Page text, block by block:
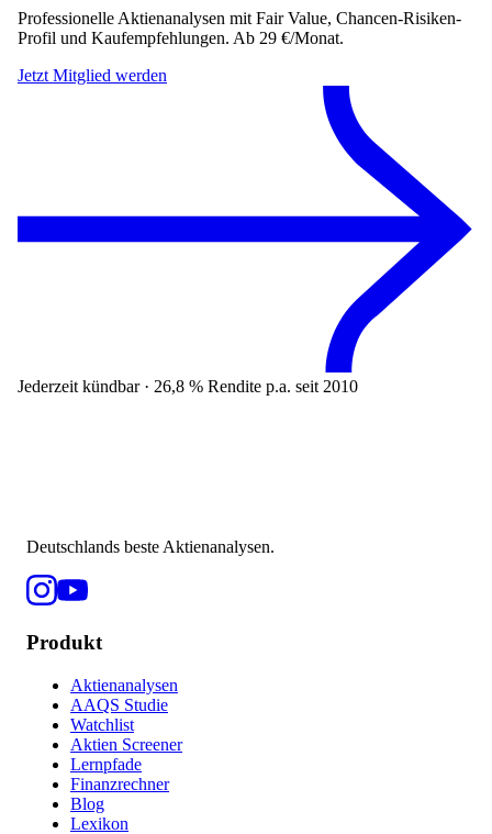
Professionelle Aktienanalysen mit Fair Value, Chancen-Risiken-
Profil und Kaufempfehlungen. Ab 29 €/Monat.
Jetzt Mitglied werden
Jederzeit kündbar · 26,8 % Rendite p.a. seit 2010
Deutschlands beste Aktienanalysen.
Produkt
Aktienanalysen
AAQS Studie
Watchlist
Aktien Screener
Lernpfade
Finanzrechner
Blog
Lexikon